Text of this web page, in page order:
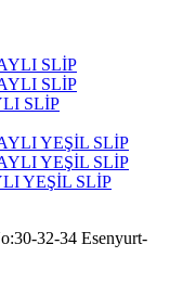
SLİP
YEŞİL SLİP
32-34 Esenyurt-